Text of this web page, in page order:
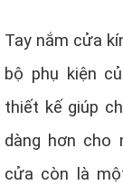
Tay nắm cửa
bộ phụ kiện
thiết kế giúp
dàng hơn cho
cửa còn là